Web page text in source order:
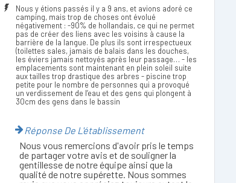
Nous y étions passés il y a 9 ans, et avions adoré ce
camping, mais trop de choses ont évolué
négativement : -90% de hollandais, ce qui ne permet
pas de créer des liens avec les voisins à cause la
barrière de la langue. De plus ils sont irrespectueux
(toilettes sales, jamais de balais dans les douches,
les éviers jamais nettoyés après leur passage… - les
emplacements sont maintenant en plein soleil suite
aux tailles trop drastique des arbres - piscine trop
petite pour le nombre de personnes qui a provoqué
un verdissement de l’eau et des gens qui plongent à
30cm des gens dans le bassin
Réponse De L'établissement
Nous vous remercions d'avoir pris le temps
de partager votre avis et de souligner la
gentillesse de notre équipe ainsi que la
qualité de notre supérette. Nous sommes